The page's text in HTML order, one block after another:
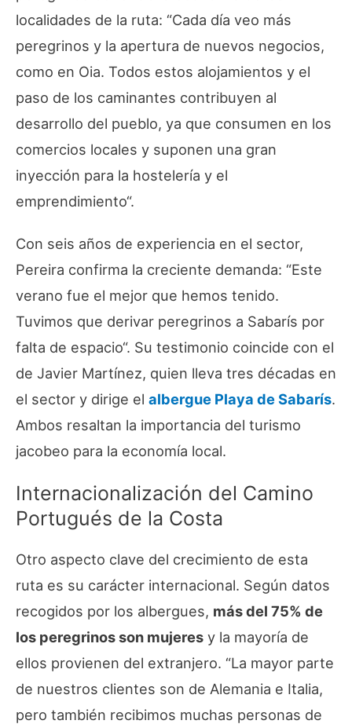
localidades de la ruta: “Cada día veo más
peregrinos y la apertura de nuevos negocios,
como en Oia. Todos estos alojamientos y el
paso de los caminantes contribuyen al
desarrollo del pueblo, ya que consumen en los
comercios locales y suponen una gran
inyección para la hostelería y el
emprendimiento“.
Con seis años de experiencia en el sector,
Pereira confirma la creciente demanda: “Este
verano fue el mejor que hemos tenido.
Tuvimos que derivar peregrinos a Sabarís por
falta de espacio“. Su testimonio coincide con el
de Javier Martínez, quien lleva tres décadas en
el sector y dirige el albergue Playa de Sabarís.
Ambos resaltan la importancia del turismo
jacobeo para la economía local.
Internacionalización del Camino
Portugués de la Costa
Otro aspecto clave del crecimiento de esta
ruta es su carácter internacional. Según datos
recogidos por los albergues, más del 75% de
los peregrinos son mujeres y la mayoría de
ellos provienen del extranjero. “La mayor parte
de nuestros clientes son de Alemania e Italia,
pero también recibimos muchas personas de